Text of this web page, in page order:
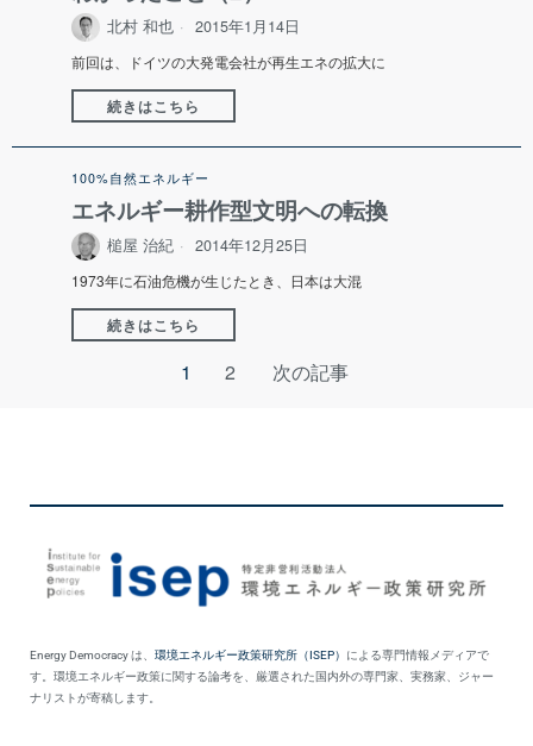
北村 和也 2015年1月14日
前回は、ドイツの大発電会社が再生エネの拡大に
続きはこちら
100%自然エネルギー
エネルギー耕作型文明への転換
槌屋 治紀 2014年12月25日
1973年に石油危機が生じたとき、日本は大混
続きはこちら
1 2 次の記事
Energy Democracy は、 環境エネルギー政策研究所（ISEP） による専門情報メディアで
す。環境エネルギー政策に関する論考を、厳選された国内外の専門家、実務家、ジャー
ナリストが寄稿します。